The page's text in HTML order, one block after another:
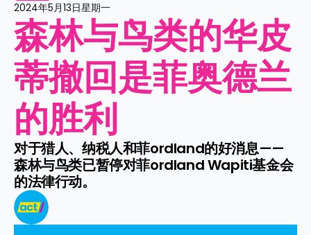
2024年5月13日星期一
森林与鸟类的华皮
蒂撤回是菲奥德兰
的胜利
对于猎人、纳税人和菲ordland的好消息——
森林与鸟类已暂停对菲ordland Wapiti基金会
的法律行动。